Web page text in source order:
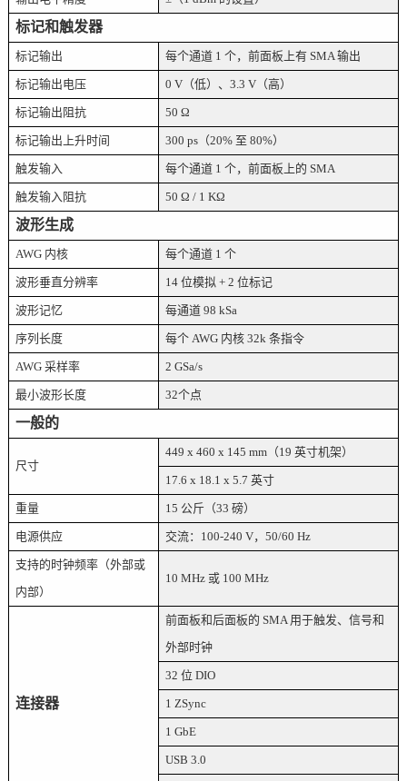
标记和触发器
标记输出 每个通道 1 个，前面板上有 SMA 输出
标记输出电压 0 V（低）、3.3 V（高）
标记输出阻抗 50 Ω
标记输出上升时间 300 ps（20% 至 80%）
触发输入 每个通道 1 个，前面板上的 SMA
触发输入阻抗 50 Ω / 1 KΩ
波形生成
AWG 内核 每个通道 1 个
波形垂直分辨率 14 位模拟 + 2 位标记
波形记忆 每通道 98 kSa
序列长度 每个 AWG 内核 32k 条指令
AWG 采样率 2 GSa/s
最小波形长度 32个点
一般的
尺寸
449 x 460 x 145 mm（19 英寸机架）
17.6 x 18.1 x 5.7 英寸
重量 15 公斤（33 磅）
电源供应 交流： 100-240 V，50/60 Hz
支持的时钟频率（外部或
内部）
10 MHz 或 100 MHz
连接器
前面板和后面板的 SMA 用于触发、信号和
外部时钟
32 位 DIO
1 ZSync
1 GbE
USB 3.0